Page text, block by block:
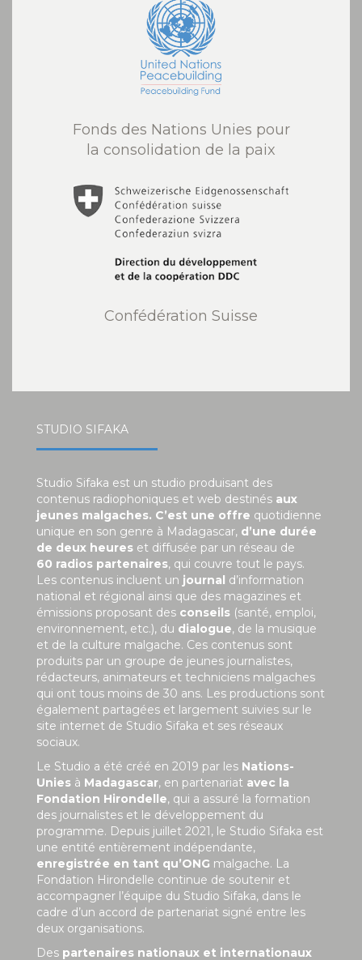
Fonds des Nations Unies pour
la consolidation de la paix
Confédération Suisse
STUDIO SIFAKA
Studio Sifaka est un studio produisant des
contenus radiophoniques et web destinés aux
jeunes malgaches. C’est une offre quotidienne
unique en son genre à Madagascar, d’une durée
de deux heures et diffusée par un réseau de
60 radios partenaires, qui couvre tout le pays.
Les contenus incluent un journal d’information
national et régional ainsi que des magazines et
émissions proposant des conseils (santé, emploi,
environnement, etc.), du dialogue, de la musique
et de la culture malgache. Ces contenus sont
produits par un groupe de jeunes journalistes,
rédacteurs, animateurs et techniciens malgaches
qui ont tous moins de 30 ans. Les productions sont
également partagées et largement suivies sur le
site internet de Studio Sifaka et ses réseaux
sociaux.
Le Studio a été créé en 2019 par les Nations-
Unies à Madagascar, en partenariat avec la
Fondation Hirondelle, qui a assuré la formation
des journalistes et le développement du
programme. Depuis juillet 2021, le Studio Sifaka est
une entité entièrement indépendante,
enregistrée en tant qu’ONG malgache. La
Fondation Hirondelle continue de soutenir et
accompagner l’équipe du Studio Sifaka, dans le
cadre d’un accord de partenariat signé entre les
deux organisations.
Des partenaires nationaux et internationaux